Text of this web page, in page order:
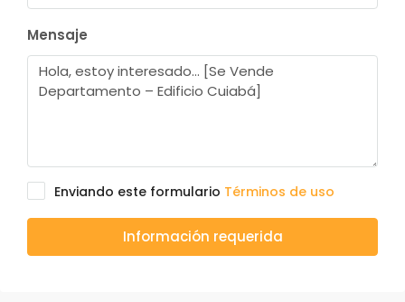
Mensaje
Enviando este formulario Términos de uso
Información requerida